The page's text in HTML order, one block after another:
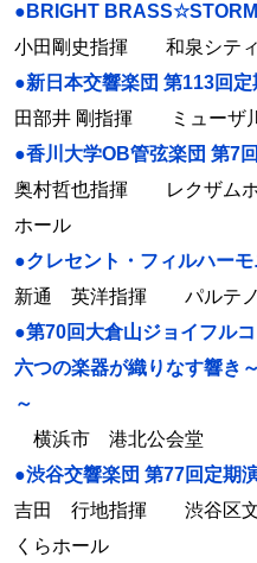
●BRIGHT
小田剛史指揮 和泉シティ
●新日本交響楽団 第113回
田部井 剛指揮 ミューザ
●香川大学OB管弦楽団 第7
奥村哲也指揮 レクザムホ
ホール
●クレセント・フィルハー
新通 英洋指揮 パルテ
●第70回大倉山ジョイフル
六つの楽器が織りなす響き
～
横浜市 港北公会堂
●渋谷交響楽団 第77回定期
吉田 行地指揮 渋谷区文
くらホール